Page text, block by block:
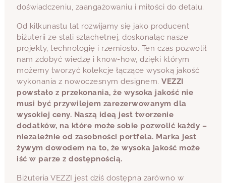
doświadczeniu, zaangażowaniu i miłości do detalu.
Od kilkunastu lat rozwijamy się jako producent
biżuterii ze stali szlachetnej, doskonaląc nasze
projekty, technologię i rzemiosło. Ten czas pozwolił
nam zdobyć wiedzę i know-how, dzięki którym
możemy tworzyć kolekcje łączące wysoką jakość
wykonania z nowoczesnym designem. VEZZI
powstało z przekonania, że wysoka jakość nie
musi być przywilejem zarezerwowanym dla
wysokiej ceny. Naszą ideą jest tworzenie
dodatków, na które może sobie pozwolić każdy –
niezależnie od zasobności portfela. Marka jest
żywym dowodem na to, że wysoka jakość może
iść w parze z dostępnością.
Biżuteria VEZZI jest dziś dostępna zarówno w